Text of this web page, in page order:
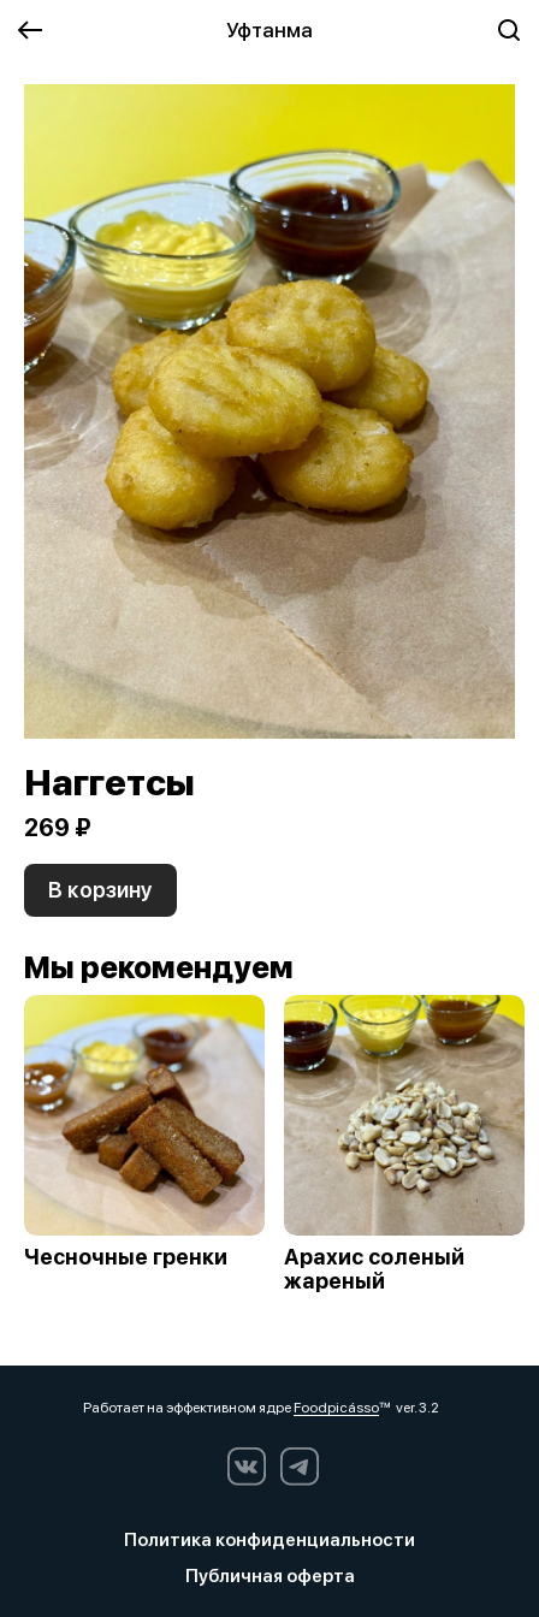
Уфтанма
Наггетсы
269 ₽
В корзину
Мы рекомендуем
Чесночные гренки
Арахис соленый
жареный
Работает на эффективном ядреFoodpicássover. 3.2
Политика конфиденциальности
Публичная оферта